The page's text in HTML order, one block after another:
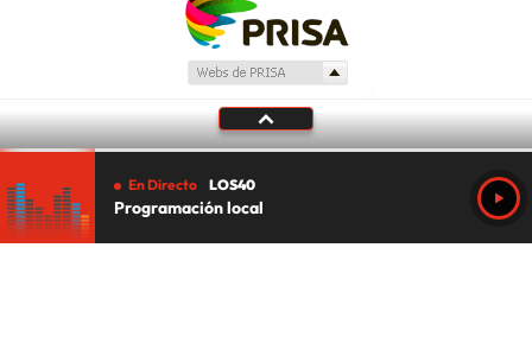
En Directo LOS40
Programación local